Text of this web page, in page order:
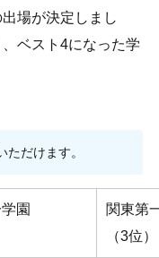
場が決定しまし
ベスト4になった学
ただけます。
園
関東第
（3位）